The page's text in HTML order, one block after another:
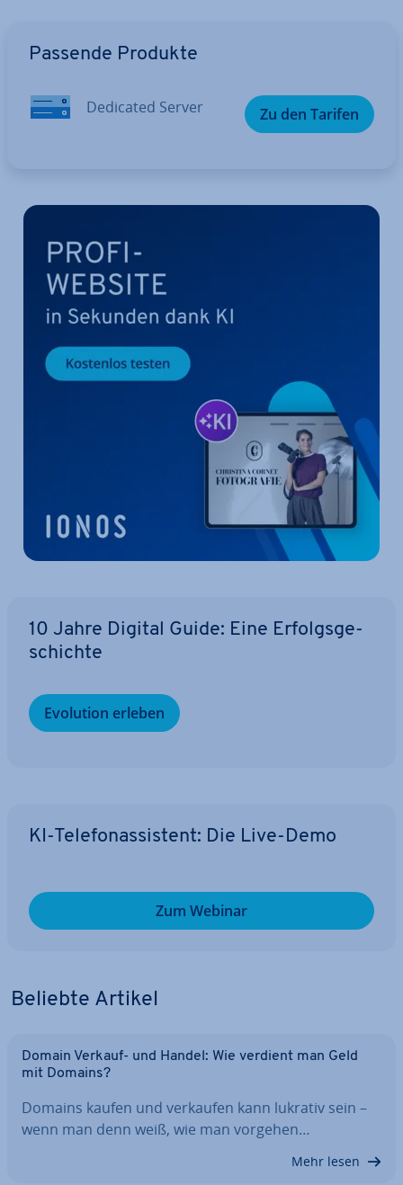
Passende Produkte
Dedicated Server Zu den Tarifen
10 Jahre Digital Guide: Eine Er­folgs­ge­
schich­te
Evolution erleben
KI-Te­le­fon­as­sis­tent: Die Live-Demo
Zum Webinar
Beliebte Artikel
Domain Verkauf- und Handel: Wie verdient man Geld
mit Domains?
Domains kaufen und verkaufen kann lukrativ sein –
wenn man denn weiß, wie man vorgehen…
Mehr lesen